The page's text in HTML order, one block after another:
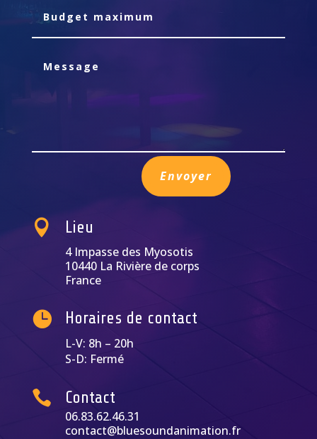
Envoyer
 Lieu
4 Impasse des Myosotis
10440 La Rivière de corps
France
 Horaires de contact
L-V: 8h – 20h
S-D: Fermé
 Contact
06.83.62.46.31
contact@bluesoundanimation.fr